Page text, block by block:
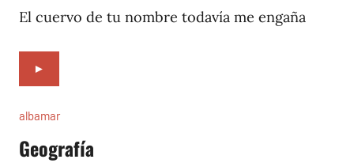
2023
El cuervo de tu nombre todavía me engaña
►
albamar
Geografía